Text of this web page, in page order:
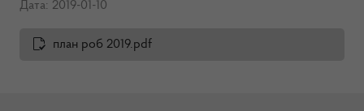
Дата: 2019-01-10
план роб 2019.pdf